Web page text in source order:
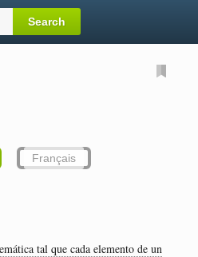
Français
tal que cada elemento de un